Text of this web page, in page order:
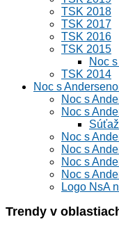
TSK 2018
TSK 2017
TSK 2016
TSK 2015
Noc
TSK 2014
Noc s
Noc s
Noc s
Noc s
Noc s
Noc s
Noc s
Logo NsA
Trendy v